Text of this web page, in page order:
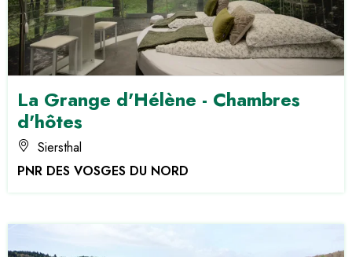
La Grange d'Hélène - Chambres
d'hôtes
Siersthal
PNR DES VOSGES DU NORD